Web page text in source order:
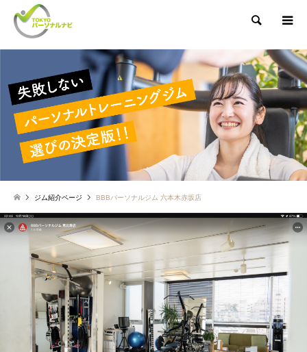
検索
ジム紹介ページ BBBパーソナルジム 六本木赤坂店